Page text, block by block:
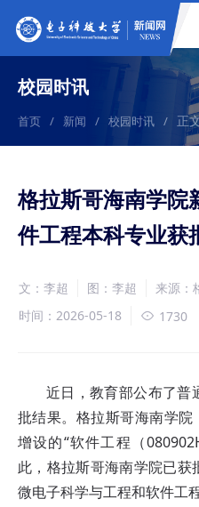
校园时讯
首页 / 新闻 / 校园时讯 / 正
格拉斯哥海南学院
件工程本科专业获
文：李超 图：李超
来源：
时间：2026-05-18
1730
近日，教育部公布了普
批结果。格拉斯哥海南学院
增设的“软件工程（
此，格拉斯哥海南学院已获
微电子科学与工程和软件工